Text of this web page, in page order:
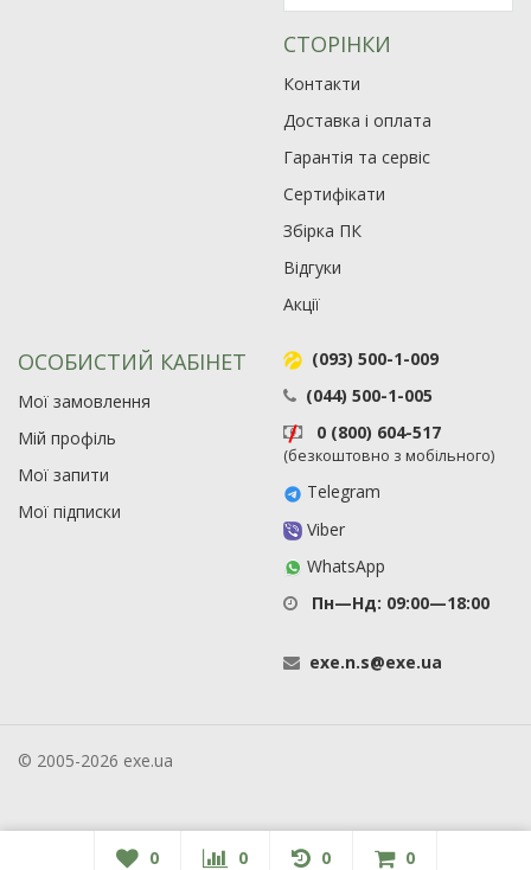
СТОРІНКИ
Контакти
Доставка і оплата
Гарантія та сервіс
Сертифікати
Збірка ПК
Відгуки
Акції
ОСОБИСТИЙ КАБІНЕТ
Мої замовлення
Мій профіль
Мої запити
Мої підписки
(093) 500-1-009
(044) 500-1-005
0 (800) 604-517
(безкоштовно з мобільного)
Telegram
Viber
WhatsApp
Пн—Нд: 09:00—18:00
exe.n.s@exe.ua
© 2005-2026 exe.ua
0 0 0 0